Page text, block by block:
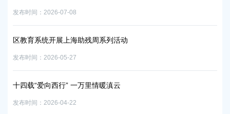
发布时间：2026-07-08
区教育系统开展上海助残周系列活动
发布时间：2026-05-27
十四载“爱向西行” 一万里情暖滇云
发布时间：2026-04-22